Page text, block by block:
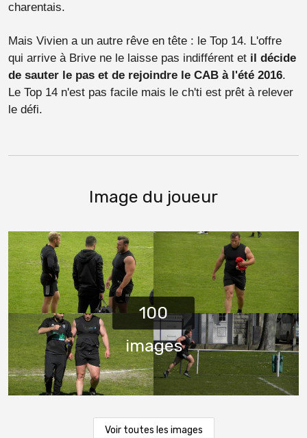
charentais.
Mais Vivien a un autre rêve en tête : le Top 14. L'offre
qui arrive à Brive ne le laisse pas indifférent et il décide
de sauter le pas et de rejoindre le CAB à l'été 2016.
Le Top 14 n'est pas facile mais le ch'ti est prêt à relever
le défi.
Image du joueur
Voir toutes les images